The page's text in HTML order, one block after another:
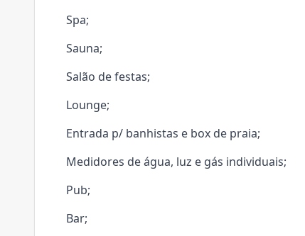
Spa;
Sauna;
Salão de festas;
Lounge;
Entrada p/ banhistas e box de praia;
Medidores de água, luz e gás individuais;
Pub;
Bar;